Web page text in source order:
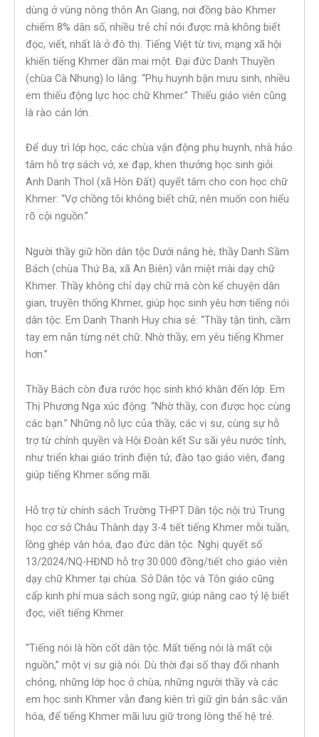
dùng ở vùng nông thôn An Giang, nơi đồng bào Khmer
chiếm 8% dân số, nhiều trẻ chỉ nói được mà không biết
đọc, viết, nhất là ở đô thị. Tiếng Việt từ tivi, mạng xã hội
khiến tiếng Khmer dần mai một. Đại đức Danh Thuyền
(chùa Cà Nhung) lo lắng: “Phụ huynh bận mưu sinh, nhiều
em thiếu động lực học chữ Khmer.” Thiếu giáo viên cũng
là rào cản lớn.
Để duy trì lớp học, các chùa vận động phụ huynh, nhà hảo
tâm hỗ trợ sách vở, xe đạp, khen thưởng học sinh giỏi.
Anh Danh Thol (xã Hòn Đất) quyết tâm cho con học chữ
Khmer: “Vợ chồng tôi không biết chữ, nên muốn con hiểu
rõ cội nguồn.”
Người thầy giữ hồn dân tộc Dưới nắng hè, thầy Danh Sầm
Bách (chùa Thứ Ba, xã An Biên) vẫn miệt mài dạy chữ
Khmer. Thầy không chỉ dạy chữ mà còn kể chuyện dân
gian, truyền thống Khmer, giúp học sinh yêu hơn tiếng nói
dân tộc. Em Danh Thanh Huy chia sẻ: “Thầy tận tình, cầm
tay em nắn từng nét chữ. Nhờ thầy, em yêu tiếng Khmer
hơn.”
Thầy Bách còn đưa rước học sinh khó khăn đến lớp. Em
Thị Phương Nga xúc động: “Nhờ thầy, con được học cùng
các bạn.” Những nỗ lực của thầy, các vị sư, cùng sự hỗ
trợ từ chính quyền và Hội Đoàn kết Sư sãi yêu nước tỉnh,
như triển khai giáo trình điện tử, đào tạo giáo viên, đang
giúp tiếng Khmer sống mãi.
Hỗ trợ từ chính sách Trường THPT Dân tộc nội trú Trung
học cơ sở Châu Thành dạy 3-4 tiết tiếng Khmer mỗi tuần,
lồng ghép văn hóa, đạo đức dân tộc. Nghị quyết số
13/2024/NQ-HĐND hỗ trợ 30.000 đồng/tiết cho giáo viên
dạy chữ Khmer tại chùa. Sở Dân tộc và Tôn giáo cũng
cấp kinh phí mua sách song ngữ, giúp nâng cao tỷ lệ biết
đọc, viết tiếng Khmer.
“Tiếng nói là hồn cốt dân tộc. Mất tiếng nói là mất cội
nguồn,” một vị sư già nói. Dù thời đại số thay đổi nhanh
chóng, những lớp học ở chùa, những người thầy và các
em học sinh Khmer vẫn đang kiên trì giữ gìn bản sắc văn
hóa, để tiếng Khmer mãi lưu giữ trong lòng thế hệ trẻ.